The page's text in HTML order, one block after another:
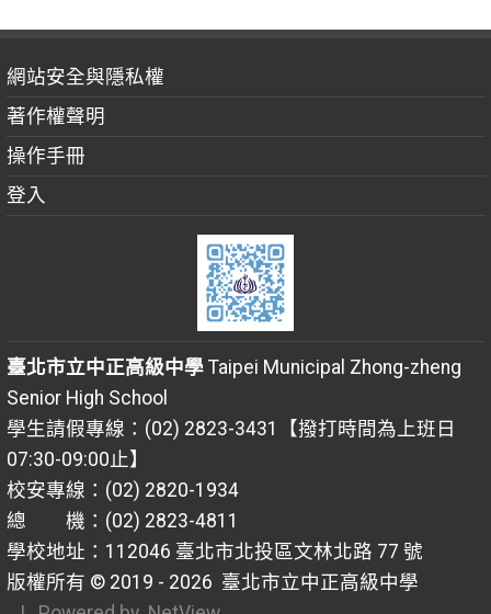
網站安全與隱私權
著作權聲明
操作手冊
登入
臺北市立中正高級中學Taipei Municipal Zhong-zheng
Senior High School
學生請假專線：(02) 2823-3431【撥打時間為上班日
07:30-09:00止】
校安專線：(02) 2820-1934
總 機：(02) 2823-4811
學校地址：112046 臺北市北投區文林北路 77 號
版權所有 © 2019 - 2026 臺北市立中正高級中學